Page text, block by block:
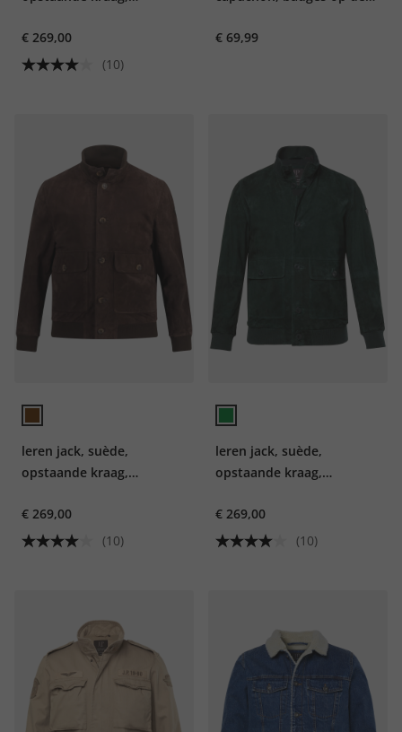
€ 269,00
(10)
€ 69,99
leren jack, suède,
opstaande kraag,
€ 269,00
(10)
leren jack, suède,
opstaande kraag,
€ 269,00
(10)